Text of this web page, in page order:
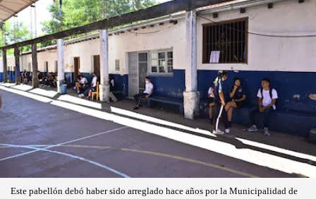
Este pabellón debó haber sido arreglado hace años por la Municipalidad de